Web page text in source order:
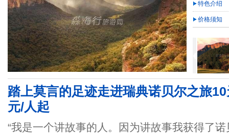
特色介绍
价格须知
踏上莫言的足迹走进瑞典诺贝尔之旅
元/人起
“我是一个讲故事的人。因为讲故事我获得了